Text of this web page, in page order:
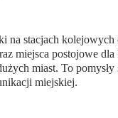
na stacjach kolejowych
miejsca postojowe
miast. To pomysły
miejskiej.